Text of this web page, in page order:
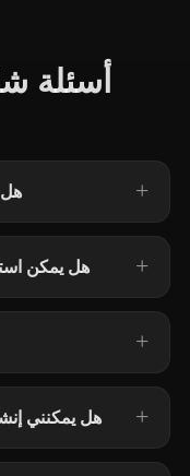
أسئلة
هل
هل يمكن
هل يمكنني